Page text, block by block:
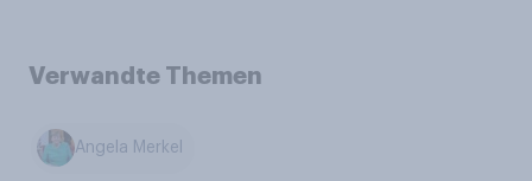
Verwandte Themen
Angela Merkel